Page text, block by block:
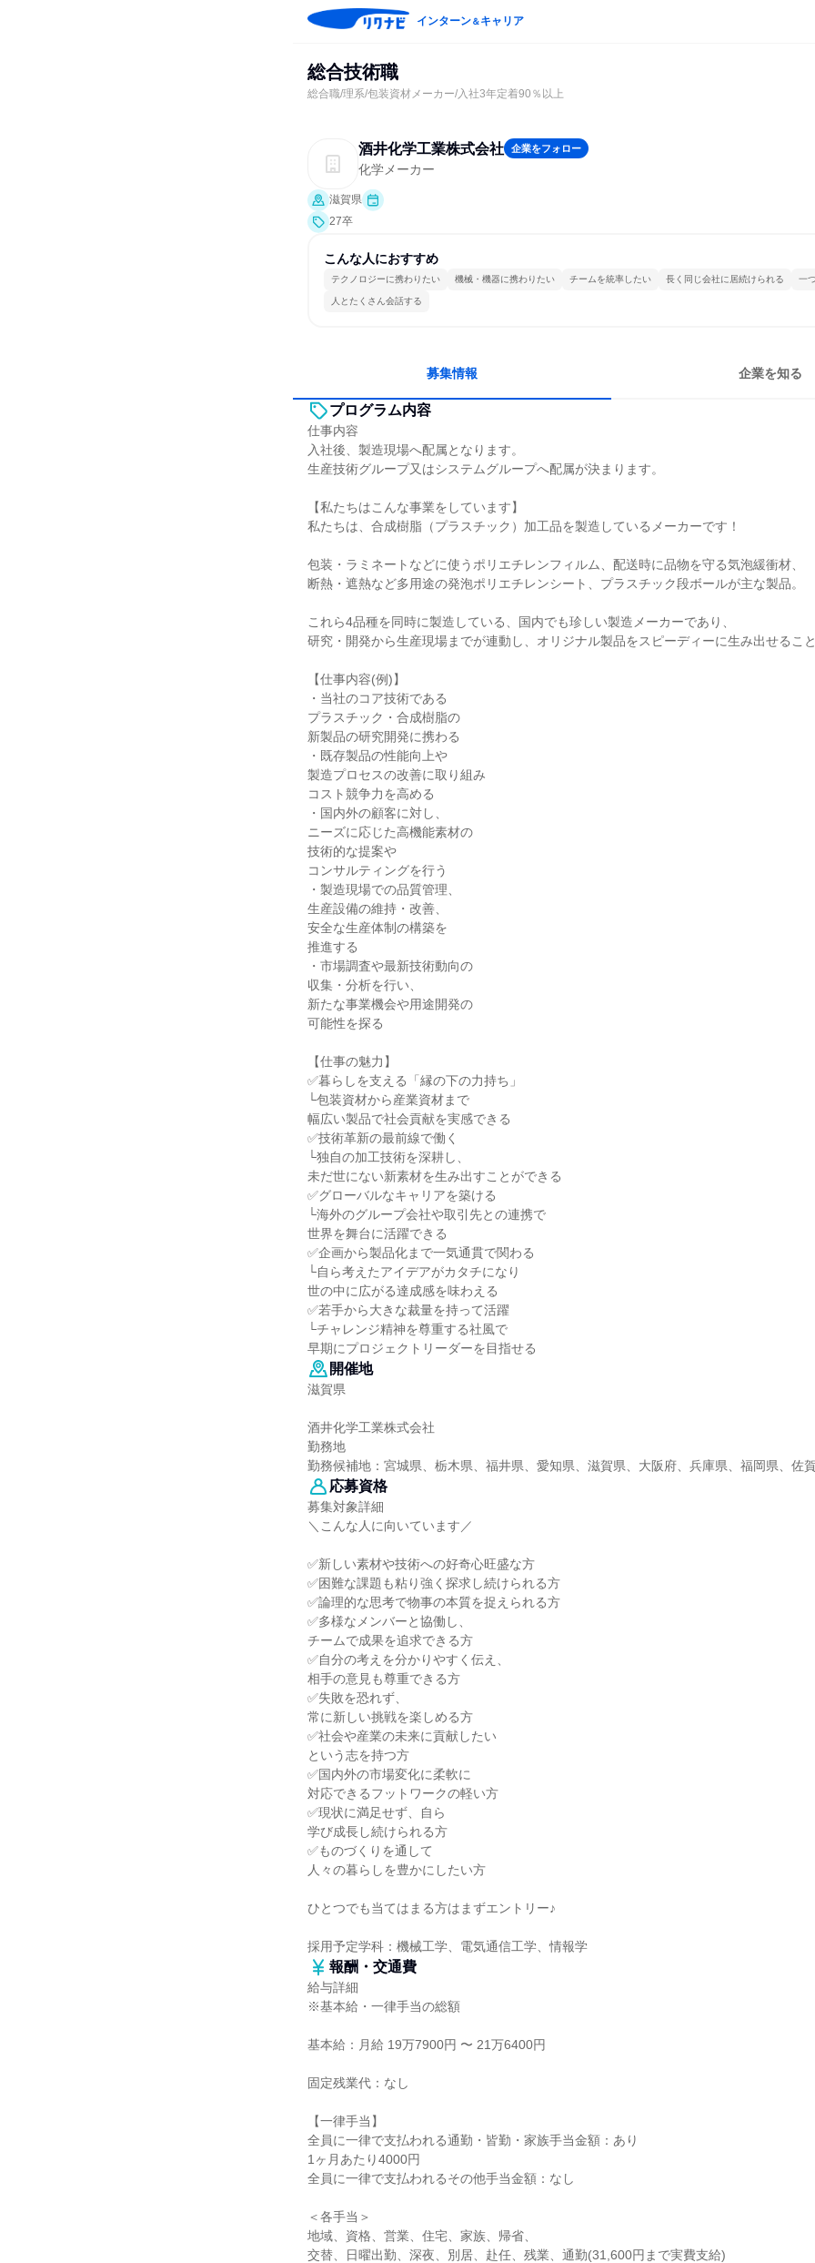
インターン＆キャリア
総合技術職
総合職/理系/包装資材メーカー/入社3年定着90％以上
酒井化学工業株式会社 企業をフォロー
化学メーカー
滋賀県
27卒
こんな人におすすめ
テクノロジーに携わりたい 機械・機器に携わりたい チームを統率したい 長く同じ会社に居続けられる 一
人とたくさん会話する
募集情報 企業を知る
プログラム内容
仕事内容
入社後、製造現場へ配属となります。
生産技術グループ又はシステムグループへ配属が決まります。
【私たちはこんな事業をしています】
私たちは、合成樹脂（プラスチック）加工品を製造しているメーカーです！
包装・ラミネートなどに使うポリエチレンフィルム、配送時に品物を守る気泡緩衝材、
断熱・遮熱など多用途の発泡ポリエチレンシート、プラスチック段ボールが主な製品。
これら4品種を同時に製造している、国内でも珍しい製造メーカーであり、
研究・開発から生産現場までが連動し、オリジナル製品をスピーディーに生み出せるこ
【仕事内容(例)】
・当社のコア技術である
プラスチック・合成樹脂の
新製品の研究開発に携わる
・既存製品の性能向上や
製造プロセスの改善に取り組み
コスト競争力を高める
・国内外の顧客に対し、
ニーズに応じた高機能素材の
技術的な提案や
コンサルティングを行う
・製造現場での品質管理、
生産設備の維持・改善、
安全な生産体制の構築を
推進する
・市場調査や最新技術動向の
収集・分析を行い、
新たな事業機会や用途開発の
可能性を探る
【仕事の魅力】
✅暮らしを支える「縁の下の力持ち」
└包装資材から産業資材まで
幅広い製品で社会貢献を実感できる
✅技術革新の最前線で働く
└独自の加工技術を深耕し、
未だ世にない新素材を生み出すことができる
✅グローバルなキャリアを築ける
└海外のグループ会社や取引先との連携で
世界を舞台に活躍できる
✅企画から製品化まで一気通貫で関わる
└自ら考えたアイデアがカタチになり
世の中に広がる達成感を味わえる
✅若手から大きな裁量を持って活躍
└チャレンジ精神を尊重する社風で
早期にプロジェクトリーダーを目指せる
開催地
滋賀県
酒井化学工業株式会社
勤務地
勤務候補地：宮城県、栃木県、福井県、愛知県、滋賀県、大阪府、兵庫県、福岡県、佐
応募資格
募集対象詳細
＼こんな人に向いています／
✅新しい素材や技術への好奇心旺盛な方
✅困難な課題も粘り強く探求し続けられる方
✅論理的な思考で物事の本質を捉えられる方
✅多様なメンバーと協働し、
チームで成果を追求できる方
✅自分の考えを分かりやすく伝え、
相手の意見も尊重できる方
✅失敗を恐れず、
常に新しい挑戦を楽しめる方
✅社会や産業の未来に貢献したい
という志を持つ方
✅国内外の市場変化に柔軟に
対応できるフットワークの軽い方
✅現状に満足せず、自ら
学び成長し続けられる方
✅ものづくりを通して
人々の暮らしを豊かにしたい方
ひとつでも当てはまる方はまずエントリー♪
採用予定学科：機械工学、電気通信工学、情報学
報酬・交通費
給与詳細
※基本給・一律手当の総額
基本給：月給 19万7900円 〜 21万6400円
固定残業代：なし
【一律手当】
全員に一律で支払われる通勤・皆勤・家族手当金額：あり
1ヶ月あたり4000円
全員に一律で支払われるその他手当金額：なし
＜各手当＞
地域、資格、営業、住宅、家族、帰省、
交替、日曜出勤、深夜、別居、赴任、残業、通勤(31,600円まで実費支給)